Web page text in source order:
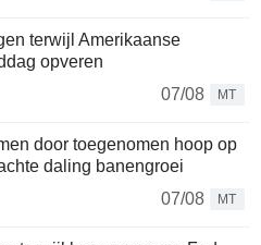
terwijl Amerikaanse
opveren
07/08
MT
door toegenomen hoop op
daling banengroei
07/08
MT